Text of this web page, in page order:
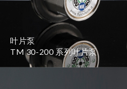
叶片泵
TM 30-200 系列叶片泵